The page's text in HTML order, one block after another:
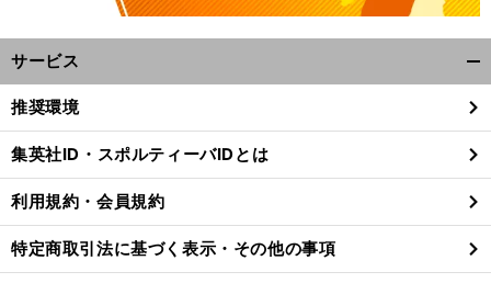
サービス
閉
る
推奨環境
集英社ID・スポルティーバIDとは
利用規約・会員規約
特定商取引法に基づく表示・その他の事項